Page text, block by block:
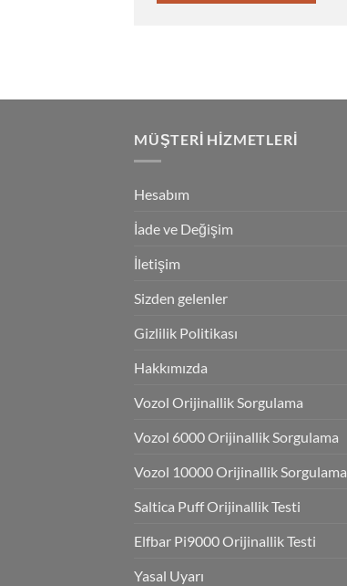
MÜŞTERI HIZMETLERI
Hesabım
İade ve Değişim
İletişim
Sizden gelenler
Gizlilik Politikası
Hakkımızda
Vozol Orijinallik Sorgulama
Vozol 6000 Orijinallik Sorgulama
Vozol 10000 Orijinallik Sorgulama
Saltica Puff Orijinallik Testi
Elfbar Pi9000 Orijinallik Testi
Yasal Uyarı